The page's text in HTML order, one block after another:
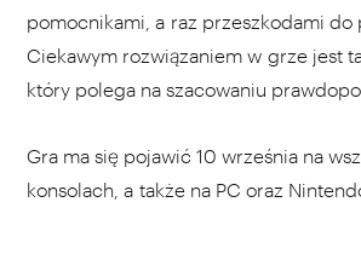
pomocnikami, a raz przeszkodami do
Ciekawym rozwiązaniem w grze jest
który polega na szacowaniu
Gra ma się pojawić 10 września na
konsolach, a także na PC oraz